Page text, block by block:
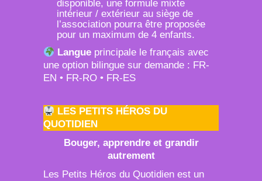
disponible, une formule mixte
intérieur / extérieur au siège de
l’association pourra être proposée
pour un maximum de 4 enfants.
Langue principale le français avec
une option bilingue sur demande : FR-
EN • FR-RO • FR-ES
LES PETITS HÉROS DU
QUOTIDIEN
Bouger, apprendre et grandir
autrement
Les Petits Héros du Quotidien est un